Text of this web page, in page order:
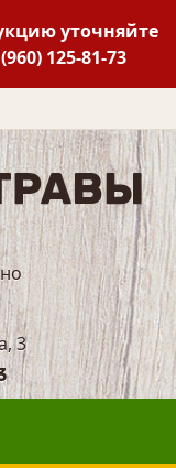
уточняйте
125-81-73
3